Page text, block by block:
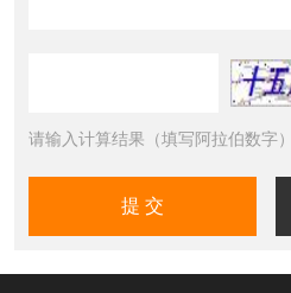
请输入计算结果（填写阿拉伯数字